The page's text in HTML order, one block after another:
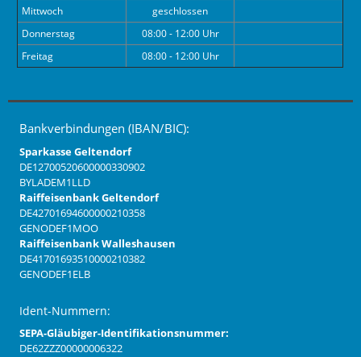
Mittwoch
geschlossen
Donnerstag
08:00 - 12:00 Uhr
Freitag
08:00 - 12:00 Uhr
Bankverbindungen (IBAN/BIC):
Sparkasse Geltendorf
DE12700520600000330902
BYLADEM1LLD
Raiffeisenbank Geltendorf
DE42701694600000210358
GENODEF1MOO
Raiffeisenbank Walleshausen
DE41701693510000210382
GENODEF1ELB
Ident-Nummern:
SEPA-Gläubiger-Identifikationsnummer:
DE62ZZZ00000006322